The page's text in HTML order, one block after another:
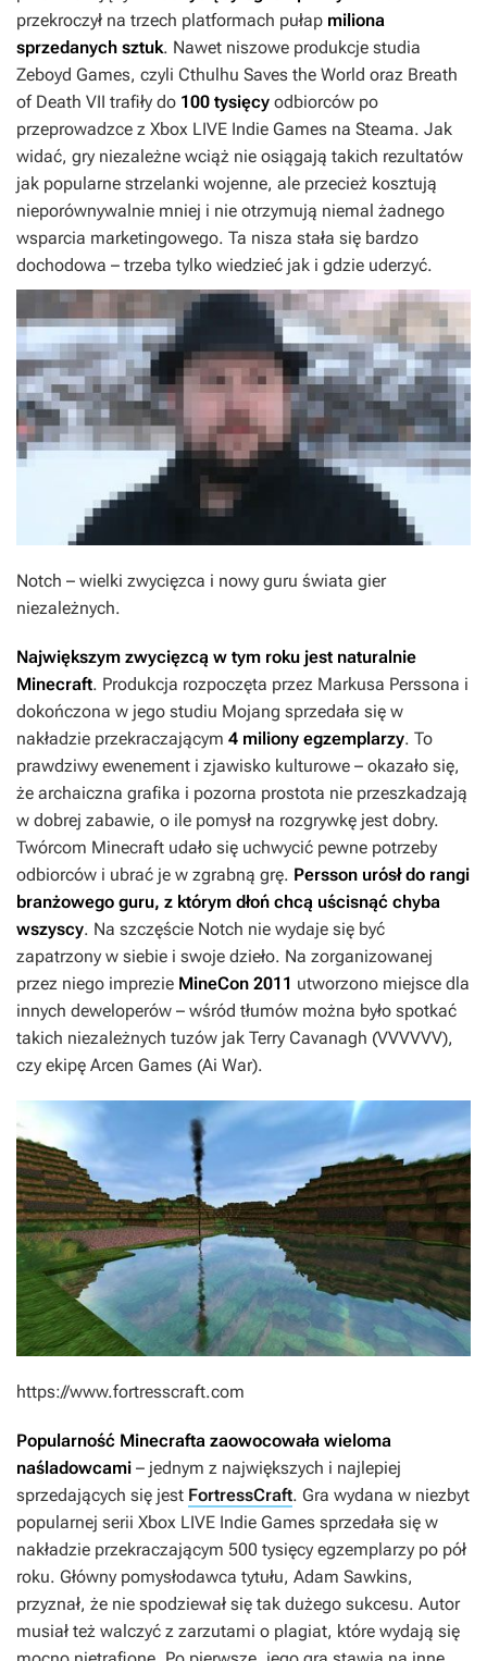
przekroczył na trzech platformach pułap miliona
sprzedanych sztuk. Nawet niszowe produkcje studia
Zeboyd Games, czyli Cthulhu Saves the World oraz Breath
of Death VII trafiły do 100 tysięcy odbiorców po
przeprowadzce z Xbox LIVE Indie Games na Steama. Jak
widać, gry niezależne wciąż nie osiągają takich rezultatów
jak popularne strzelanki wojenne, ale przecież kosztują
nieporównywalnie mniej i nie otrzymują niemal żadnego
wsparcia marketingowego. Ta nisza stała się bardzo
dochodowa – trzeba tylko wiedzieć jak i gdzie uderzyć.
Notch – wielki zwycięzca i nowy guru świata gier
niezależnych.
Największym zwycięzcą w tym roku jest naturalnie
Minecraft. Produkcja rozpoczęta przez Markusa Perssona i
dokończona w jego studiu Mojang sprzedała się w
nakładzie przekraczającym 4 miliony egzemplarzy. To
prawdziwy ewenement i zjawisko kulturowe – okazało się,
że archaiczna grafika i pozorna prostota nie przeszkadzają
w dobrej zabawie, o ile pomysł na rozgrywkę jest dobry.
Twórcom Minecraft udało się uchwycić pewne potrzeby
odbiorców i ubrać je w zgrabną grę. Persson urósł do rangi
branżowego guru, z którym dłoń chcą uścisnąć chyba
wszyscy. Na szczęście Notch nie wydaje się być
zapatrzony w siebie i swoje dzieło. Na zorganizowanej
przez niego imprezie MineCon 2011 utworzono miejsce dla
innych deweloperów – wśród tłumów można było spotkać
takich niezależnych tuzów jak Terry Cavanagh (VVVVVV),
czy ekipę Arcen Games (Ai War).
https://www.fortresscraft.com
Popularność Minecrafta zaowocowała wieloma
naśladowcami – jednym z największych i najlepiej
sprzedających się jest FortressCraft. Gra wydana w niezbyt
popularnej serii Xbox LIVE Indie Games sprzedała się w
nakładzie przekraczającym 500 tysięcy egzemplarzy po pół
roku. Główny pomysłodawca tytułu, Adam Sawkins,
przyznał, że nie spodziewał się tak dużego sukcesu. Autor
musiał też walczyć z zarzutami o plagiat, które wydają się